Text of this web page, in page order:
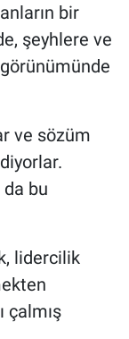
bir
şeyhlere ve
ve sözüm
da bu
lidercilik
çalmış